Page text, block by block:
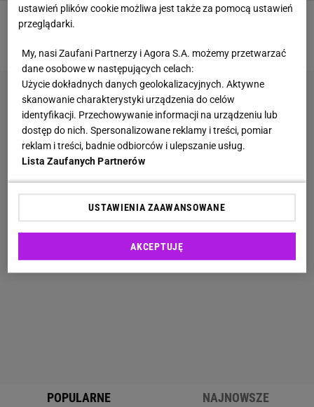
1 2 3 4 5
POPULARNE NAJNOWSZE
ustawień plików cookie możliwa jest także za pomocą ustawień
przeglądarki.
My, nasi Zaufani Partnerzy i Agora S.A. możemy przetwarzać
dane osobowe w następujących celach:
Użycie dokładnych danych geolokalizacyjnych. Aktywne
skanowanie charakterystyki urządzenia do celów
identyfikacji. Przechowywanie informacji na urządzeniu lub
dostęp do nich. Spersonalizowane reklamy i treści, pomiar
reklam i treści, badnie odbiorców i ulepszanie usług.
Lista Zaufanych Partnerów
USTAWIENIA ZAAWANSOWANE
AKCEPTUJĘ